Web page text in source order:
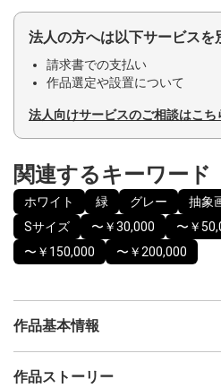
法人の方へは以下サービス
請求書での支払い
作品選定や設置について
法人向けサービスのご相談はこち
関連するキーワード
ホワイト 緑 グレー 抽象
Sサイズ
〜￥30,000 〜￥
〜￥150,000
〜￥200,000
作品基本情報
出品者
作品ストーリー